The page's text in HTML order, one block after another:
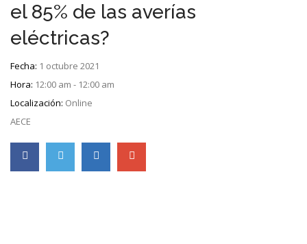
el 85% de las averías
eléctricas?
Fecha: 1 octubre 2021
Hora: 12:00 am - 12:00 am
Localización: Online
AECE